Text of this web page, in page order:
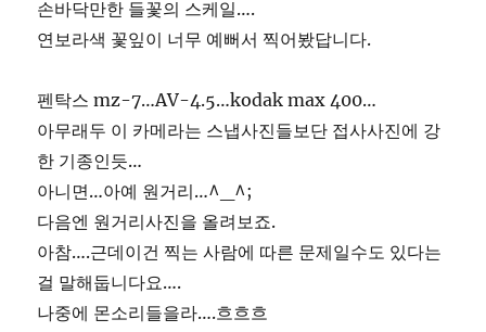
손바닥만한 들꽃의 스케일….
연보라색 꽃잎이 너무 예뻐서 찍어봤답니다.
펜탁스 mz-7…AV-4.5…kodak max 400…
아무래두 이 카메라는 스냅사진들보단 접사사진에 강
한 기종인듯…
아니면…아예 원거리…^_^;
다음엔 원거리사진을 올려보죠.
아참….근데이건 찍는 사람에 따른 문제일수도 있다는
걸 말해둡니다요….
나중에 몬소리들을라….흐흐흐